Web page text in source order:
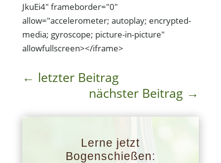
JkuEi4" frameborder="0"
allow="accelerometer; autoplay; encrypted-
media; gyroscope; picture-in-picture"
allowfullscreen></iframe>
← letzter Beitrag
nächster Beitrag →
Lerne jetzt
Bogenschießen: